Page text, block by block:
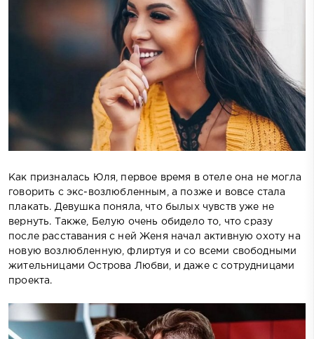
Как призналась Юля, первое время в отеле она не могла
говорить с экс-возлюбленным, а позже и вовсе стала
плакать. Девушка поняла, что былых чувств уже не
вернуть. Также, Белую очень обидело то, что сразу
после расставания с ней Женя начал активную охоту на
новую возлюбленную, флиртуя и со всеми свободными
жительницами Острова Любви, и даже с сотрудницами
проекта.